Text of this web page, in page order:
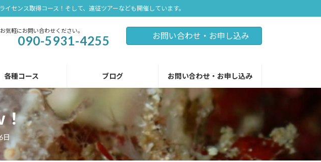
センス取得コース！そして、遠征ツアーなども開催しています。
お気軽にお問い合わせください。
090-5931-4255 お問い合わせ・お申し込み
各種コース ブログ お問い合わせ・お申し込み
！
日